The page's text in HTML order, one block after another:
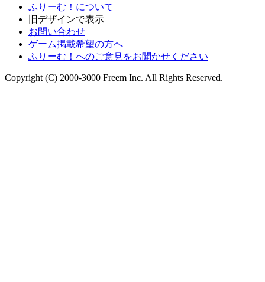
ふりーむ！について
旧デザインで表示
お問い合わせ
ゲーム掲載希望の方へ
ふりーむ！へのご意見をお聞かせください
Copyright (C) 2000-3000 Freem Inc. All Rights Reserved.